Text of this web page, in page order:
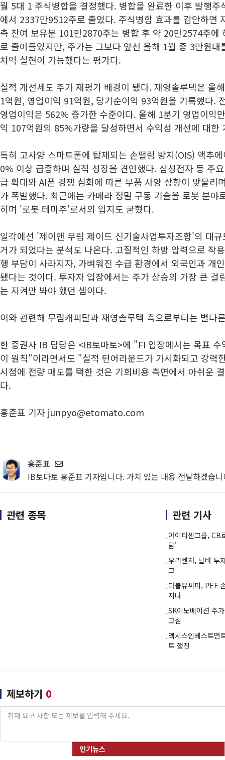
월 5대 1 주식병합을 결정했다. 병합을 완료한 이후 발행
에서 2337만9512주로 줄었다. 주식병합 효과를 감안하면
측 잔여 보유분 101만2870주는 병합 후 약 20만2574주에
로 줄어들었지만, 주가는 그보다 앞선 올해 1월 중 3만원
차익 실현이 가능했다는 평가다.
실적 개선세도 주가 재평가 배경이 됐다. 재영솔루텍은 올
1억원, 영업이익 91억원, 당기순이익 93억원을 기록했다.
영업이익은 562% 증가한 수준이다. 올해 1분기 영업이익
익 107억원의 85%가량을 달성하면서 수익성 개선에 대한
특히 고사양 스마트폰에 탑재되는 손떨림 방지(OIS) 액추
0% 이상 급증하며 실적 성장을 견인했다. 삼성전자 등 주
급 확대와 AI폰 경쟁 심화에 따른 부품 사양 상향이 맞물리
가 폭발했다. 최근에는 카메라 정밀 구동 기술을 로봇 분야
히며 '로봇 테마주'로서의 입지도 굳혔다.
일각에선 '제이앤 무림 제이드 신기술사업투자조합'의 대
거가 되었다는 분석도 나온다. 고질적인 하방 압력으로 작
행 부담이 사라지자, 가벼워진 수급 환경에서 외국인과 개
됐다는 것이다. 투자자 입장에서는 주가 상승의 가장 큰 걸
는 지켜만 봐야 했던 셈이다.
이와 관련해 무림캐피탈과 재영솔루텍 측으로부터는 별다
한 증권사 IB 담당은 <IB토마토>에 "FI 입장에서는 목표
이 원칙"이라면서도 "실적 턴어라운드가 가시화되고 강력
시점에 전량 매도를 택한 것은 기회비용 측면에서 아쉬운
다.
홍준표 기자 junpyo@etomato.com
홍준표
IB토마토 홍준표 기자입니다. 가치 있는 내용 전달하겠습
관련 종목 관련 기사
아이티센그룹,
담'
우리벤처, 달바 투
고
더블유씨피, PEF
지나
SK이노베이션 주
고심
액시스인베스트
트 행진
제보하기 0